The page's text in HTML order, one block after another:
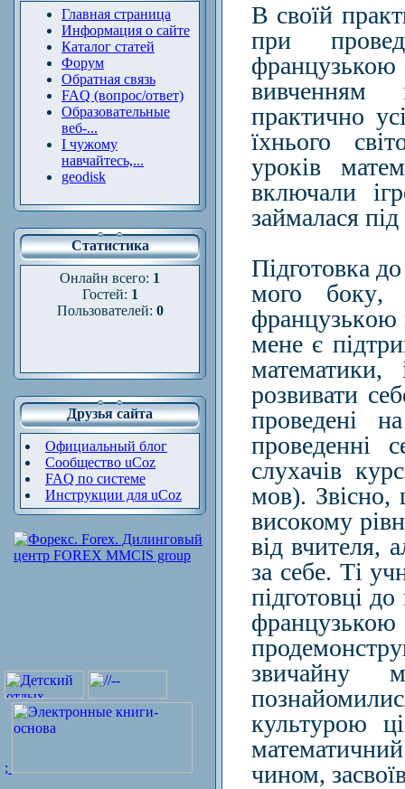
Главная страница
Информация о сайте
Каталог статей
Форум
Обратная связь
FAQ (вопрос/ответ)
Образовательные
веб-...
І чужому
навчайтесь,...
geodisk
Статистика
Онлайн всего: 1
Гостей: 1
Пользователей: 0
Друзья сайта
Официальный блог
Сообщество uCoz
FAQ по системе
Инструкции для uCoz
;
В своїй
при
вивченням
практично
їхнього
уроків
включали
займаласяпід
Підготовка до
мого боку
французькою
мене є
математики,
розвивати
проведені
проведенні
слухачівкурс
мов).
високому
від вчителя,
за себе. Ті
підготовці
звичайну
культурою
чином,